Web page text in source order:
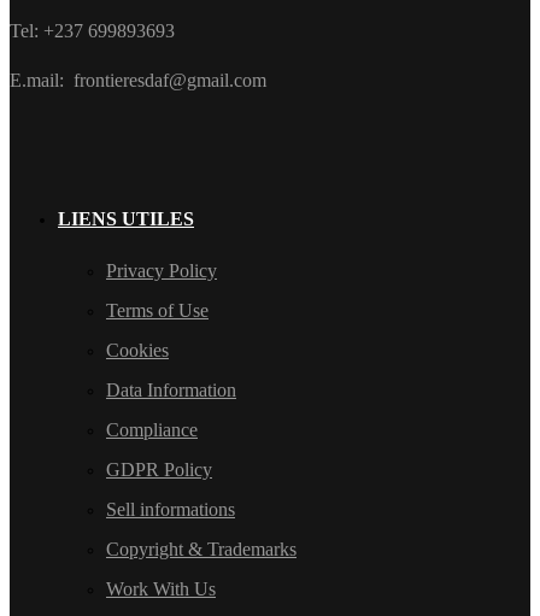
Tel: +237 699893693
E.mail: frontieresdaf@gmail.com
LIENS UTILES
Privacy Policy
Terms of Use
Cookies
Data Information
Compliance
GDPR Policy
Sell informations
Copyright & Trademarks
Work With Us